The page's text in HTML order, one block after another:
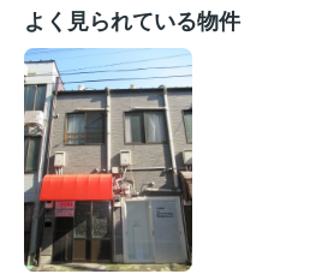
よく見られている物件